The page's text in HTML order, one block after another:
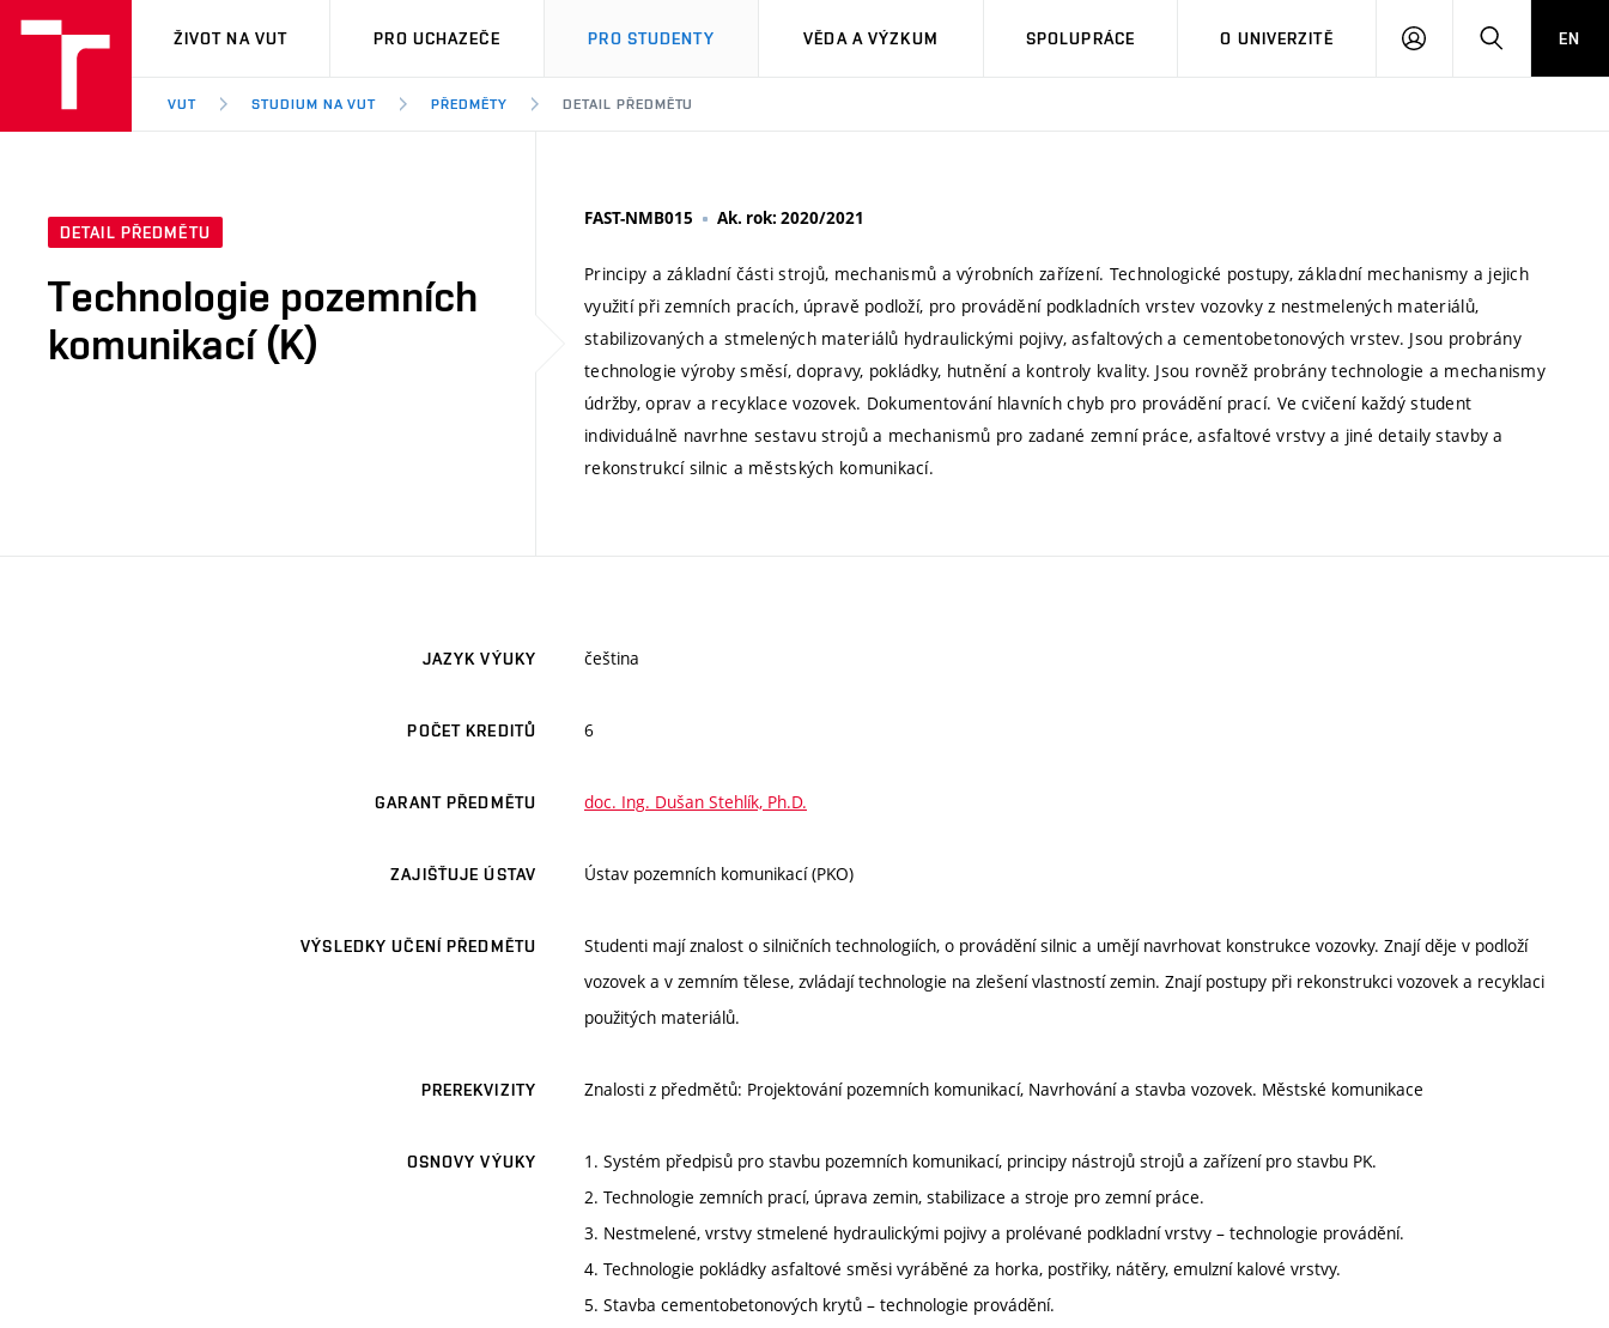
VUT
ŽIVOT NA VUT PRO UCHAZEČE PRO STUDENTY VĚDA A VÝZKUM SPOLUPRÁCE O UNIVERZITĚ
PŘIHLÁSIT HLEDATEN
VUT STUDIUM NA VUT PŘEDMĚTY DETAIL PŘEDMĚTU
DETAIL PŘEDMĚTU
Technologie pozemních
komunikací (K)
FAST-NMB015 Ak. rok: 2020/2021
Principy a základní části strojů, mechanismů a výrobních zařízení. Technologické postupy, základní mechanismy a jejich
využití při zemních pracích, úpravě podloží, pro provádění podkladních vrstev vozovky z nestmelených materiálů,
stabilizovaných a stmelených materiálů hydraulickými pojivy, asfaltových a cementobetonových vrstev. Jsou probrány
technologie výroby směsí, dopravy, pokládky, hutnění a kontroly kvality. Jsou rovněž probrány technologie a mechanismy
údržby, oprav a recyklace vozovek. Dokumentování hlavních chyb pro provádění prací. Ve cvičení každý student
individuálně navrhne sestavu strojů a mechanismů pro zadané zemní práce, asfaltové vrstvy a jiné detaily stavby a
rekonstrukcí silnic a městských komunikací.
JAZYK VÝUKY čeština
POČET KREDITŮ 6
GARANT PŘEDMĚTU doc. Ing. Dušan Stehlík, Ph.D.
ZAJIŠŤUJE ÚSTAV Ústav pozemních komunikací (PKO)
VÝSLEDKY UČENÍ PŘEDMĚTU
Studenti mají znalost o silničních technologiích, o provádění silnic a umějí navrhovat konstrukce vozovky. Znají děje v podloží
vozovek a v zemním tělese, zvládají technologie na zlešení vlastností zemin. Znají postupy při rekonstrukci vozovek a recyklaci
použitých materiálů.
PREREKVIZITY Znalosti z předmětů: Projektování pozemních komunikací, Navrhování a stavba vozovek. Městské komunikace
OSNOVY VÝUKY
1. Systém předpisů pro stavbu pozemních komunikací, principy nástrojů strojů a zařízení pro stavbu PK.
2. Technologie zemních prací, úprava zemin, stabilizace a stroje pro zemní práce.
3. Nestmelené, vrstvy stmelené hydraulickými pojivy a prolévané podkladní vrstvy – technologie provádění.
4. Technologie pokládky asfaltové směsi vyráběné za horka, postřiky, nátěry, emulzní kalové vrstvy.
5. Stavba cementobetonových krytů – technologie provádění.